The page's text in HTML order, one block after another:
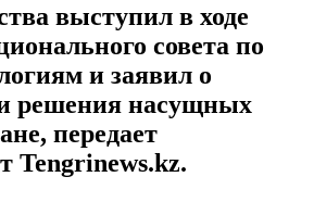
выступил в ходе
совета по
и заявил о
решения насущных
передает
Tengrinews.kz.